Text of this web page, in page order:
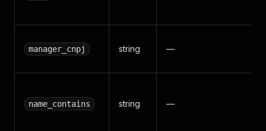
manager_cnpj string —
name_contains string —